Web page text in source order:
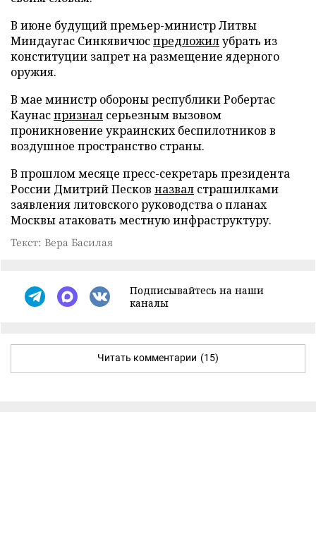
В июне будущий премьер-министр Литвы
Миндаугас Синкявичюспредложилубрать из
конституции запрет на размещение ядерного
оружия.
В мае министр обороны республики Робертас
Каунаспризнал серьезным вызовом
проникновение украинских беспилотников в
воздушное пространство страны.
В прошлом месяце пресс-секретарь президента
России Дмитрий Песков назвал страшилками
заявления литовского руководства о планах
Москвы атаковать местную инфраструктуру.
Текст: Вера Басилая
Подписывайтесь на наши
каналы
Читать комментарии (15)